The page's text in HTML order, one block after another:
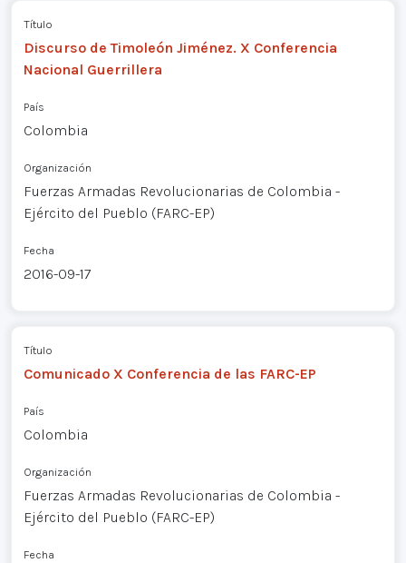
Título
Discurso de Timoleón Jiménez. X Conferencia
Nacional Guerrillera
País
Colombia
Organización
Fuerzas Armadas Revolucionarias de Colombia -
Ejército del Pueblo (FARC-EP)
Fecha
2016-09-17
Título
Comunicado X Conferencia de las FARC-EP
País
Colombia
Organización
Fuerzas Armadas Revolucionarias de Colombia -
Ejército del Pueblo (FARC-EP)
Fecha